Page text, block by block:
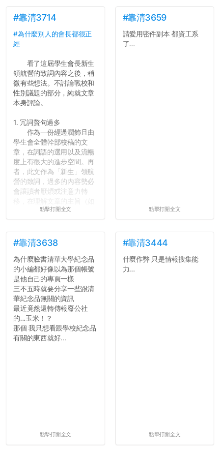
#靠清3714
#為什麼別人的會長都很正
經
看了這屆學生會長新生
領航營的致詞內容之後，稍
微有些想法。不討論戰校和
性別議題的部分，純就文章
本身評論。
1. 冗詞贅句過多
作為一份經過潤飾且由
學生會全體幹部校稿的文
章，在詞語的選用以及流暢
度上有很大的進步空間。再
者，此文作為「新生」領航
營的致詞，過多的內容勢必
會讓讀者厭煩或注意力轉
果有的話）前就失去興趣。
的聲明一樣正式，但至少在
用字上多加留意。有些語句
用說的可能會引人發笑或多
聽幾句，但寫成文字時只會
讓人感到疲乏。
2. 文章主題不明
在學生會臉書的貼文中
可以看到，全篇文章以連字
符分為九段，各段可總結
為：
點擊打開全文
#靠清3659
請愛用密件副本 都資工系
了...
點擊打開全文
#靠清3638
為什麼臉書清華大學紀念品
的小編都好像以為那個帳號
是他自己的專頁一樣
三不五時就要分享一些跟清
華紀念品無關的資訊
最近竟然還轉傳報廢公社
的...玉米！？
那個 我只想看跟學校紀念品
有關的東西就好...
點擊打開全文
#靠清3444
什麼作弊 只是情報搜集能
力...
點擊打開全文